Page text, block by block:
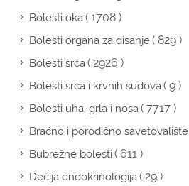
Bolesti oka( 1708 )
Bolesti organa za disanje( 829 )
Bolesti srca( 2926 )
Bolesti srca i krvnih sudova( 9 )
Bolesti uha, grla i nosa( 7717 )
Bračno i porodično savetovalište
Bubrežne bolesti( 611 )
Dečija endokrinologija( 29 )